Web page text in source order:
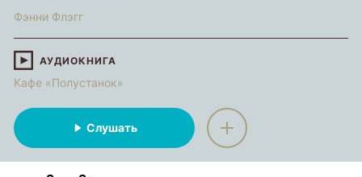
Фэнни Флэгг
АУДИОКНИГА
Кафе «Полустанок»
Слушать